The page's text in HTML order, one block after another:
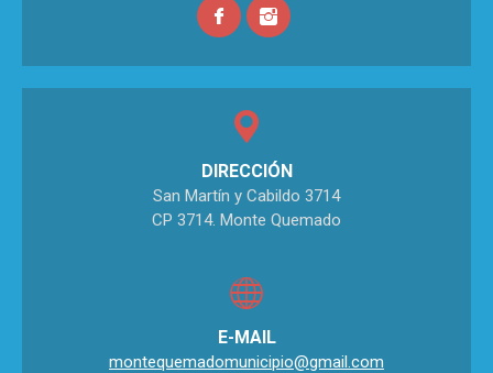
DIRECCIÓN
San Martín y Cabildo 3714
CP 3714. Monte Quemado
E-MAIL
montequemadomunicipio@gmail.com